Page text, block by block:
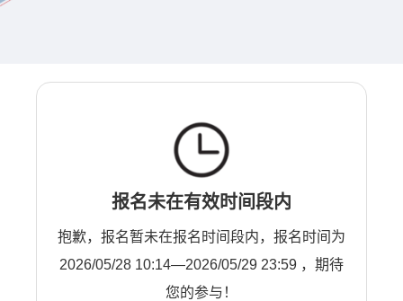
报名未在有效时间段内
抱歉，报名暂未在报名时间段内，报名时间为
2026/05/28 10:14—2026/05/29 23:59 ，期待
您的参与！